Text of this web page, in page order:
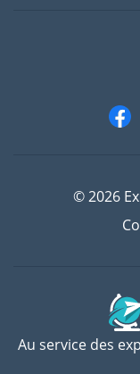
© 2026
Au service des